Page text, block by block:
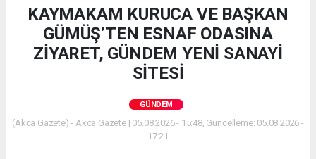
KAYMAKAM KURUCA VE BAŞKAN
GÜMÜŞ’TEN ESNAF ODASINA
ZİYARET, GÜNDEM YENİ SANAYİ
SİTESİ
GÜNDEM
(Akca Gazete) - Akca Gazete | 05.08.2026 - 15:48, Güncelleme: 05.08.2026 -
17:21